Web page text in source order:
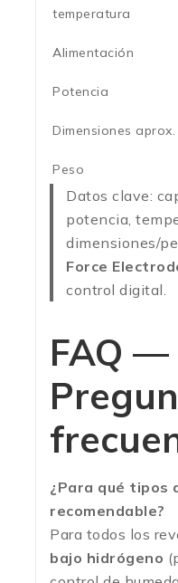
temperatura
Alimentación
Potencia
Dimensiones aprox.
Peso
Datos clave:
potencia,
dimensiones/
Force
control digital.
FAQ —
¿Para qué tipos
recomendable?
Para todos los
bajo hidrógeno